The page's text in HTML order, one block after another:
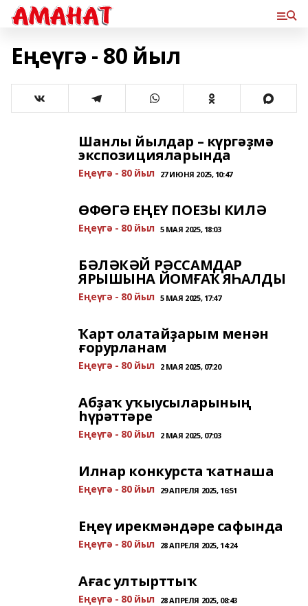
Еңеүгә - 80 йыл
Шанлы йылдар – күргәҙмә
экспозицияларында
Еңеүгә - 80 йыл 27 ИЮНЯ 2025, 10:47
ӨФӨГӘ ЕҢЕҮ ПОЕЗЫ КИЛӘ
Еңеүгә - 80 йыл 5 МАЯ 2025, 18:03
БӘЛӘКӘЙ РӘССАМДАР
ЯРЫШЫНА ЙОМҒАҠ ЯҺАЛДЫ
Еңеүгә - 80 йыл 5 МАЯ 2025, 17:47
Ҡарт олатайҙарым менән
ғорурланам
Еңеүгә - 80 йыл 2 МАЯ 2025, 07:20
Абҙаҡ уҡыусыларының
һүрәттәре
Еңеүгә - 80 йыл 2 МАЯ 2025, 07:03
Илнар конкурста ҡатнаша
Еңеүгә - 80 йыл 29 АПРЕЛЯ 2025, 16:51
Еңеү ирекмәндәре сафында
Еңеүгә - 80 йыл 28 АПРЕЛЯ 2025, 14:24
Ағас ултырттыҡ
Еңеүгә - 80 йыл 28 АПРЕЛЯ 2025, 08:43